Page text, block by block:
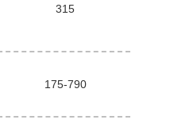
315
175-790